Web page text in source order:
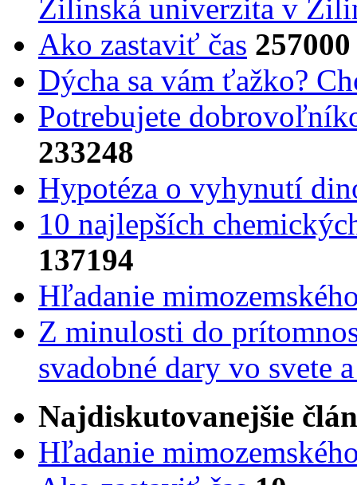
Žilinská univerzita v
Ako zastaviť čas 257000
Dýcha sa vám ťažko?
Potrebujet​e
233248
Hypotéza o vyhynutí
10 najlepších
137194
Hľadanie
Z minulosti do
svadobné dary vo svete
Najdiskutovanejšie
Hľadanie